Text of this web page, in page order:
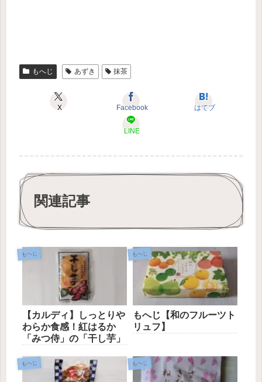
もへじ あずき 抹茶
X Facebook はてブ
LINE
関連記事
もへじ
【カルディ】しっとりや
わらか食感！紅はるか
「みつ侍」の「干し芋」
もへじ
もへじ【和のフルーツト
リュフ】
もへじ もへじ